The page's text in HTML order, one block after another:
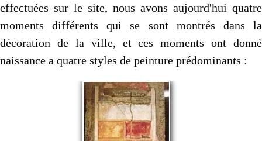
effectuées sur le site, nous avons aujourd'hui quatre
moments différents qui se sont montrés dans la
décoration de la ville, et ces moments ont donné
naissance a quatre styles de peinture prédominants :